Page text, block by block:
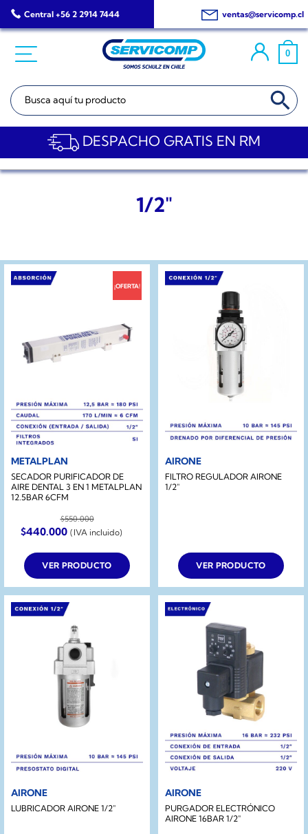
Saltar
al
Central +56 2 2914 7444 ventas@servicomp.cl
0
Buscar: BOTÓN DE
DESPACHO GRATIS EN RM
1/2"
¡OFERTA!
METALPLAN
SECADOR PURIFICADOR DE
AIRE DENTAL 3 EN 1 METALPLAN
12.5BAR 6CFM
$550.000
El
precio
original
era:
$550.000.
$440.000El
precio
actual
es:
$440.000.
(IVA incluido)
VER PRODUCTO
AIRONE
FILTRO REGULADOR AIRONE
1/2″
VER PRODUCTO
AIRONE
LUBRICADOR AIRONE 1/2″
AIRONE
PURGADOR ELECTRÓNICO
AIRONE 16BAR 1/2″